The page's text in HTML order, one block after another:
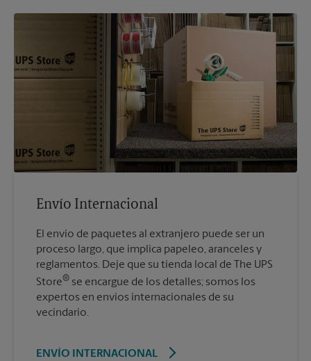
Envío Internacional
El envío de paquetes al extranjero puede ser un
proceso largo, que implica papeleo, aranceles y
reglamentos. Deje que su tienda local de The UPS
Store® se encargue de los detalles; somos los
expertos en envíos internacionales de su
vecindario.
ENVÍO INTERNACIONAL